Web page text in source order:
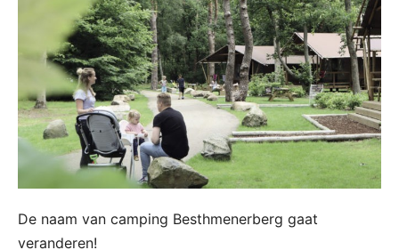
De naam van camping Besthmenerberg gaat
veranderen!